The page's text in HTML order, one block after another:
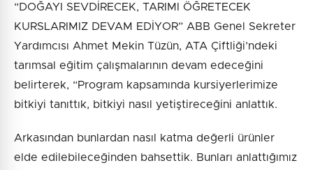
“DOĞAYI SEVDİRECEK, TARIMI ÖĞRETECEK
KURSLARIMIZ DEVAM EDİYOR” ABB Genel Sekreter
Yardımcısı Ahmet Mekin Tüzün, ATA Çiftliği’ndeki
tarımsal eğitim çalışmalarının devam edeceğini
belirterek, “Program kapsamında kursiyerlerimize
bitkiyi tanıttık, bitkiyi nasıl yetiştireceğini anlattık.
Arkasından bunlardan nasıl katma değerli ürünler
elde edilebileceğinden bahsettik. Bunları anlattığımız